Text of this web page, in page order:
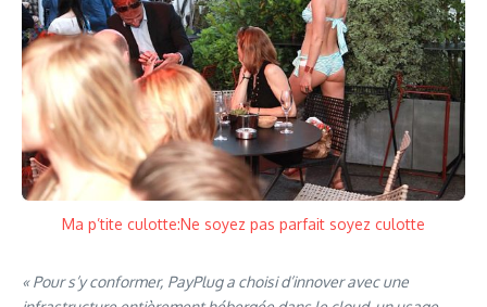
Ma p’tite culotte:Ne soyez pas parfait soyez culotte
« Pour s’y conformer, PayPlug a choisi d’innover avec une